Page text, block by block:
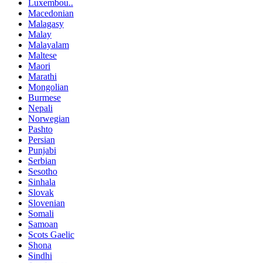
Luxembou..
Macedonian
Malagasy
Malay
Malayalam
Maltese
Maori
Marathi
Mongolian
Burmese
Nepali
Norwegian
Pashto
Persian
Punjabi
Serbian
Sesotho
Sinhala
Slovak
Slovenian
Somali
Samoan
Scots Gaelic
Shona
Sindhi